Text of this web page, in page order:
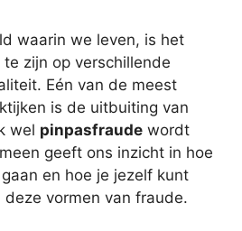
waarin we leven, is het
zijn op verschillende
Eén van de meest
is de uitbuiting van
wel pinpasfraude wordt
geeft ons inzicht in hoe
en hoe je jezelf kunt
vormen van fraude.